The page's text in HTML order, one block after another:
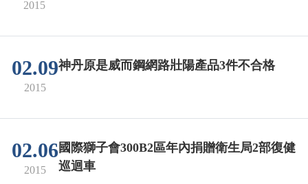
2015
02.09
2015
神丹原是威而鋼網路壯陽產品3件不合格
02.06
2015
國際獅子會300B2區年內捐贈衛生局2部復健
巡迴車